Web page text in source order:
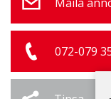
072-079